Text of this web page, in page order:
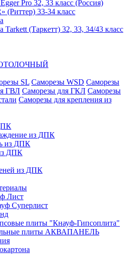
Pro 32, 33 класс (Россия)
(Риттер) 33-34 класс
Tarkett (Таркетт) 32, 33, 34/43 класс
SL Саморезы WSD Саморезы
ГВЛ Саморезы для ГКЛ Саморезы
Саморезы для крепления из
из ДПК
из ДПК
ДПК
из ДПК
Лист
Суперлист
плиты "Кнауф-Гипсоплита"
плиты АКВАПАНЕЛЬ